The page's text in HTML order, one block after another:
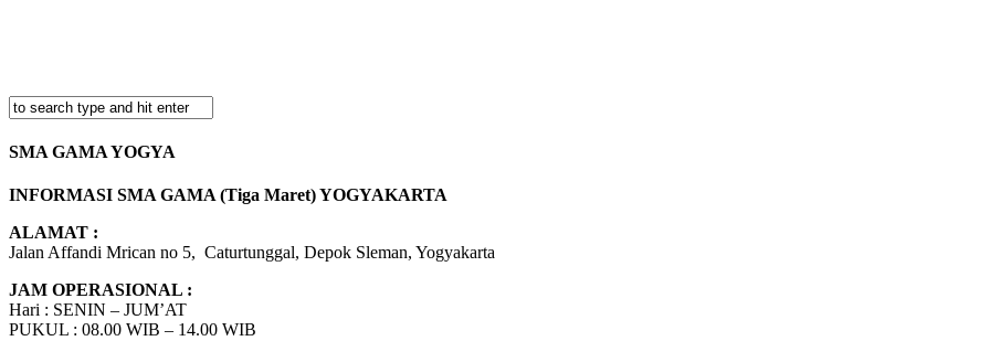
SMA GAMA YOGYA
INFORMASI SMA GAMA (Tiga Maret) YOGYAKARTA
ALAMAT :
Jalan Affandi Mrican no 5, Caturtunggal, Depok Sleman, Yogyakarta
JAM OPERASIONAL :
Hari : SENIN – JUM’AT
PUKUL : 08.00 WIB – 14.00 WIB